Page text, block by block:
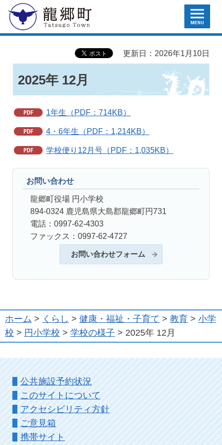
龍郷町 MENU
更新日：2026年1月10日
2025年 12月
1年生（PDF：714KB）
4・6年生（PDF：1,214KB）
学校便り12月号（PDF：1,035KB）
お問い合わせ
龍郷町役場 円小学校
894-0324 鹿児島県大島郡龍郷町円731
電話：0997-62-4303
ファックス：0997-62-4727
お問い合わせフォーム
ホーム > くらし > 健康・福祉・子育て > 教育 > 小学
校 > 円小学校 > 学校の様子 > 2025年 12月
公共施設予約状況
このサイトについて
アクセシビリティ方針
ご意見箱
携帯サイト